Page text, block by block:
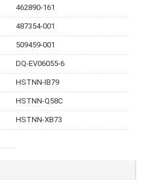
462890-161
487354-001
509459-001
DQ-EV06055-6
HSTNN-IB79
HSTNN-Q58C
HSTNN-XB73